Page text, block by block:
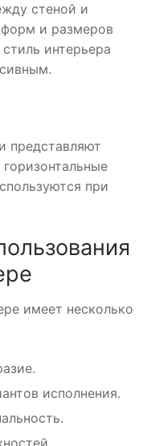
стеной и
и размеров
интерьера
представляют
при
имеет несколько
исполнения.